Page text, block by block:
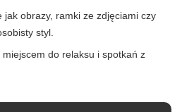
jak obrazy, ramki ze zdjęciami czy
styl.
do relaksu i spotkań z